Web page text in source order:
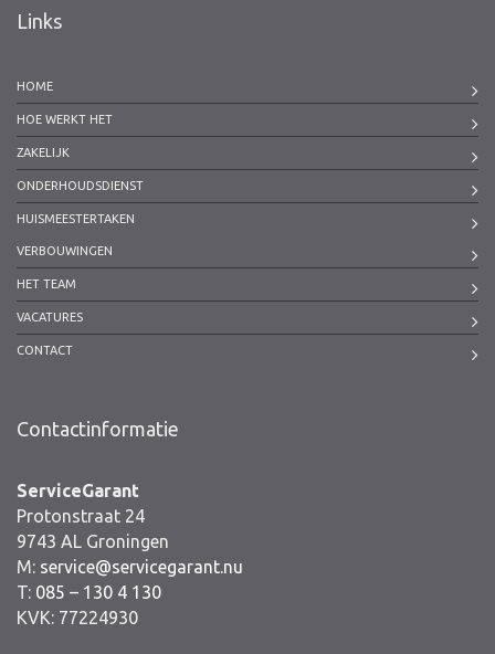
Links
HOME
HOE WERKT HET
ZAKELIJK
ONDERHOUDSDIENST
HUISMEESTERTAKEN
VERBOUWINGEN
HET TEAM
VACATURES
CONTACT
Contactinformatie
ServiceGarant
Protonstraat 24
9743 AL Groningen
M: service@servicegarant.nu
T: 085 – 130 4 130
KVK: 77224930